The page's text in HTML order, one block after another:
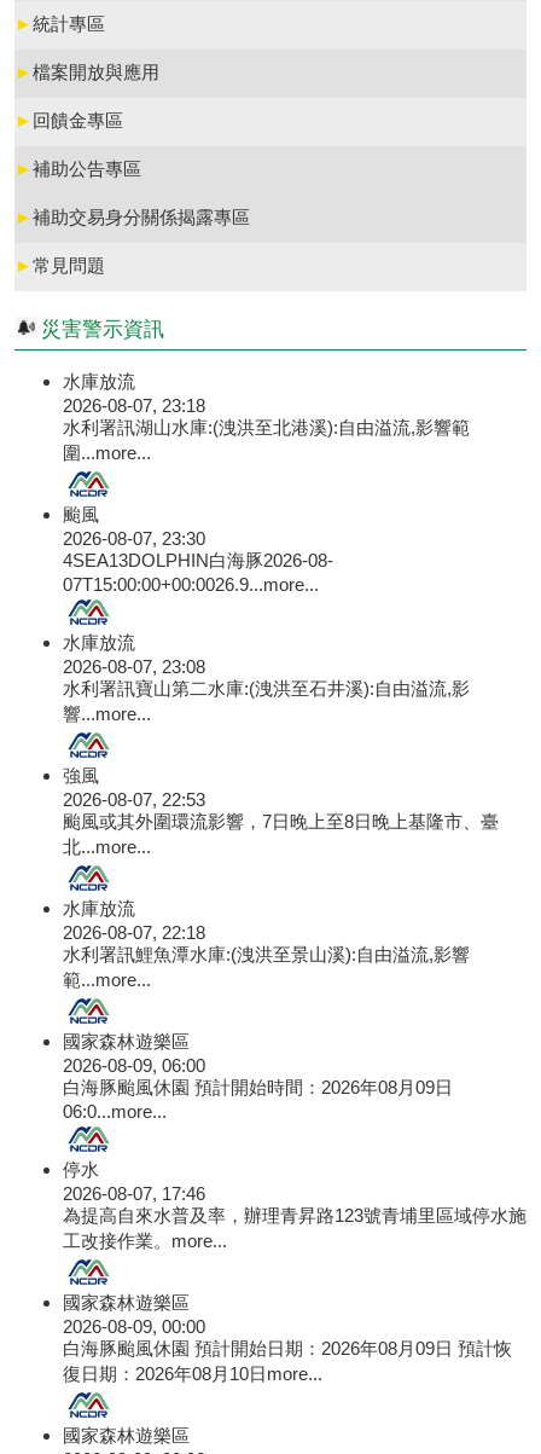
►統計專區
►檔案開放與應用
► 回饋金專區
►補助公告專區
►補助交易身分關係揭露專區
►常見問題
災害警示資訊
水庫放流
2026-08-07, 23:18
水利署訊湖山水庫:(洩洪至北港溪):自由溢流,影響範
圍... more...
颱風
2026-08-07, 23:30
4SEA13DOLPHIN白海豚2026-08-
07T15:00:00+00:0026.9... more...
水庫放流
2026-08-07, 23:08
水利署訊寶山第二水庫:(洩洪至石井溪):自由溢流,影
響... more...
強風
2026-08-07, 22:53
颱風或其外圍環流影響，7日晚上至8日晚上基隆市、臺
北... more...
水庫放流
2026-08-07, 22:18
水利署訊鯉魚潭水庫:(洩洪至景山溪):自由溢流,影響
範... more...
國家森林遊樂區
2026-08-09, 06:00
白海豚颱風休園 預計開始時間：2026年08月09日
06:0... more...
停水
2026-08-07, 17:46
為提高自來水普及率，辦理青昇路123號青埔里區域停水施
工改接作業。 more...
國家森林遊樂區
2026-08-09, 00:00
白海豚颱風休園 預計開始日期：2026年08月09日 預計恢
復日期：2026年08月10日more...
國家森林遊樂區